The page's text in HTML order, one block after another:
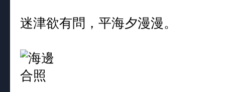
迷津欲有問，平海夕漫漫。